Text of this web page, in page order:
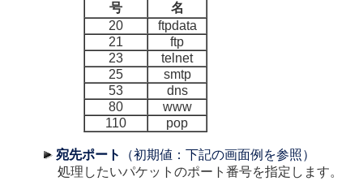
号
名
20
ftpdata
21
ftp
23
telnet
25
smtp
53
dns
80
www
110
pop
宛先ポート
（初期値：下記の画面例を参照）
処理したいパケットのポート番号を指定します。